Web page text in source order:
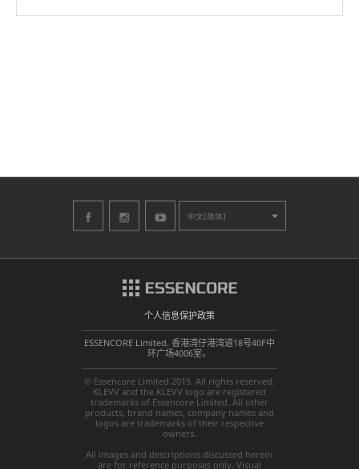
中文(简体)
个人信息保护政策
ESSENCORE Limited. 香港湾仔港湾道18号40F中
环广场4006室。
© Essencore Limited 2015. All rights reserved.
KLEVV and the KLEVV logo are registered
trademarks of Essencore Limited. All other
products, brand names, company names and
logos are trademarks of their respective
owners.
All images and descriptions discussed herein
are for reference purposes only. Visual